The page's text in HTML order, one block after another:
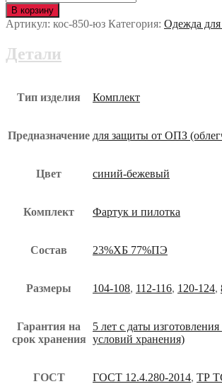
В корзину
Артикул: кос-850-юз Категория: Одежда
Детали
Тип изделия Комплект
Предназначение для защиты от ОПЗ
Цвет синий-бежевый
Комплект Фартук и пилотка
Состав 23%ХБ 77%ПЭ
Размеры 104-108, 112-116, 120-124,
Гарантия на
срок хранения
5 лет с даты
условий хранения)
ГОСТ ГОСТ 12.4.280-2014, ТР